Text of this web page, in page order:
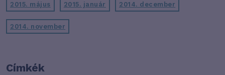
2015. május 2015. január 2014. december
2014. november
Címkék